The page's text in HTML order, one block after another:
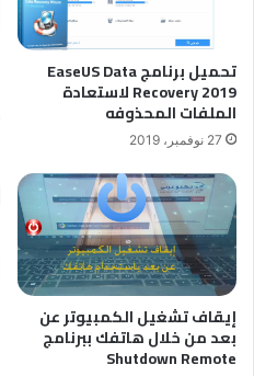
تحميل برنامج EaseUS Data
Recovery 2019 لاستعادة
الملفات المحذوفه
27 نوفمبر، 2019
إيقاف تشغيل الكمبيوتر عن
بعد من خلال هاتفك ببرنامج
Shutdown Remote